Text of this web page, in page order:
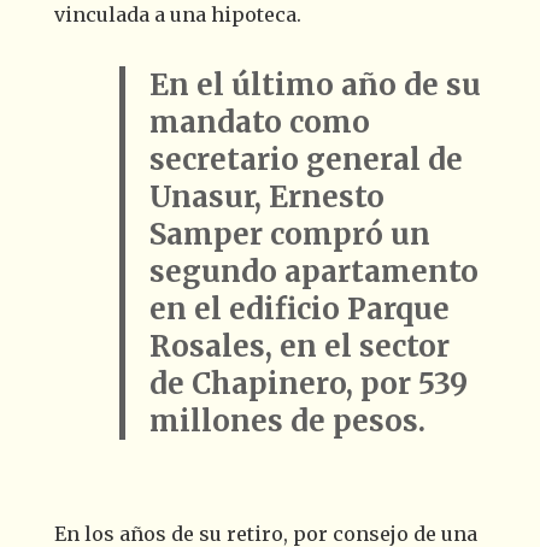
vinculada a una hipoteca.
En el último año de su
mandato como
secretario general de
Unasur, Ernesto
Samper compró un
segundo apartamento
en el edificio Parque
Rosales, en el sector
de Chapinero, por 539
millones de pesos.
En los años de su retiro, por consejo de una